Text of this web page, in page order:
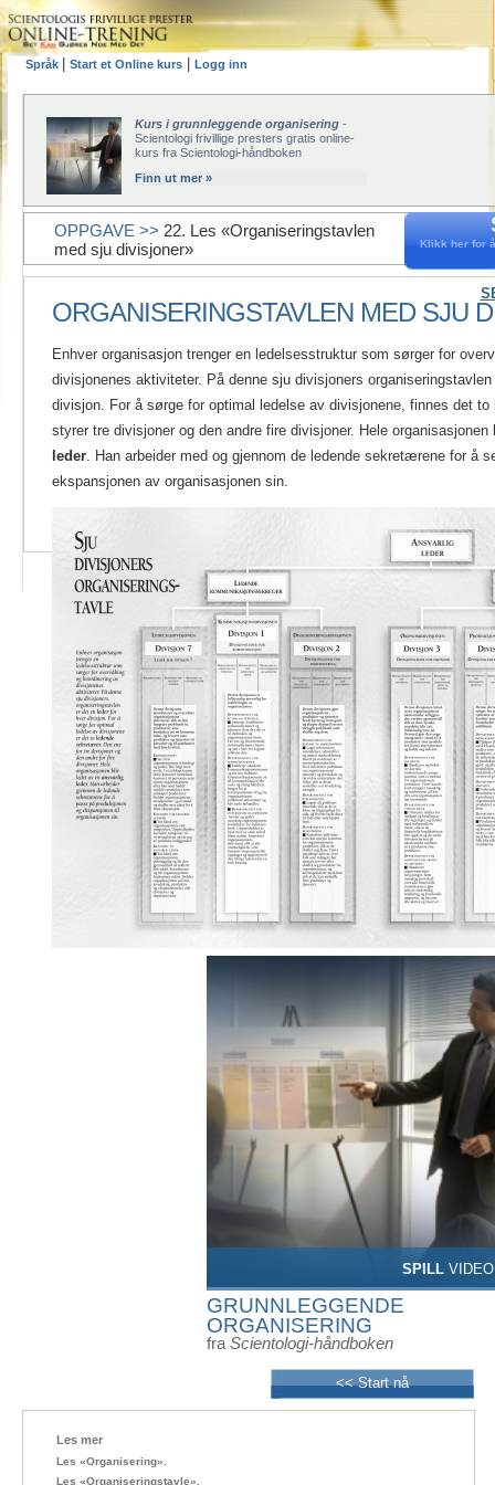
Språk Start et Online kurs Logg inn
SPILLVIDEO
GRUNNLEGGENDE
ORGANISERING
fra Scientologi-håndboken
<< Start nå
Kurs i grunnleggende organisering -
Scientologi frivillige presters gratis online-
kurs fra Scientologi-håndboken
Finn ut mer »
Klikk her for
OPPGAVE >> 22. Les «Organiseringstavlen
med sju divisjoner»
ORGANISERINGSTAVLEN MED SJU
Enhver organisasjon trenger en ledelsesstruktur som sørger for
divisjonenes aktiviteter. På denne sju divisjoners
divisjon. For å sørge for optimal ledelse av divisjonene, finnes det to
styrer tre divisjoner og den andre fire divisjoner. Hele
leder . Han arbeider med og gjennom de ledende sekretærene for å
ekspansjonen av organisasjonen sin.
Les mer
Les «Organisering».
Les «Organiseringstavle».